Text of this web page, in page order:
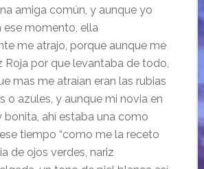
amiga común, y aunque yo
ese momento, ella
me atrajo, porque aunque me
Roja por que levantaba de todo,
mas me atraían eran las rubias
o azules, y aunque mi novia en
bonita, ahí estaba una como
tiempo “como me la receto
de ojos verdes, nariz